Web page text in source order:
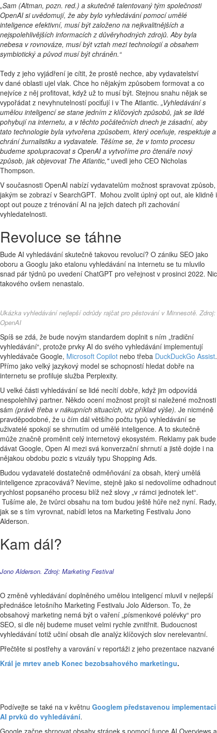
„Sam (Altman, pozn. red.) a skutečně talentovaný tým společnosti
OpenAI si uvědomují, že aby bylo vyhledávání pomocí umělé
inteligence efektivní, musí být založeno na nejkvalitnějších a
nejspolehlivějších informacích z důvěryhodných zdrojů. Aby byla
nebesa v rovnováze, musí být vztah mezi technologií a obsahem
symbiotický a původ musí být chráněn.“
Tedy z jeho vyjádření je cítit, že prostě nechce, aby vydavatelství
v dané oblasti ujel vlak. Chce ho nějakým způsobem formovat a co
nejvíce z něj profitovat, když už to musí být. Stejnou snahu nějak se
vypořádat z nevyhnutelností pociťují i v The Atlantic. „Vyhledávání s
umělou inteligencí se stane jedním z klíčových způsobů, jak se lidé
pohybují na internetu, a v těchto počátečních dnech je zásadní, aby
tato technologie byla vytvořena způsobem, který oceňuje, respektuje a
chrání žurnalistiku a vydavatele. Těšíme se, že v tomto procesu
budeme spolupracovat s OpenAI a vytvoříme pro čtenáře nový
způsob, jak objevovat The Atlantic," uvedl jeho CEO Nicholas
Thompson.
V současnosti OpenAI nabízí vydavatelům možnost spravovat způsob,
jakým se zobrazí v SearchGPT. Mohou zvolit úplný opt out, ale klidně i
opt out pouze z trénování AI na jejich datech při zachování
vyhledatelnosti.
Revoluce se táhne
Bude AI vyhledávání skutečně takovou revolucí? O zániku SEO jako
oboru a Googlu jako etalonu vyhledávání na internetu se tu mluvilo
snad pár týdnů po uvedení ChatGPT pro veřejnost v prosinci 2022. Nic
takového ovšem nenastalo.
Ukázka vyhledávání nejlepší odrůdy rajčat pro pěstování v Minnesotě. Zdroj:
OpenAI
Spíš se zdá, že bude novým standardem doplnit s ním „tradiční
vyhledávání“, protože prvky AI do svého vyhledávání implementují
vyhledávače Google, Microsoft Copilot nebo třeba DuckDuckGo Assist.
Přímo jako velký jazykový model se schopností hledat dobře na
internetu se profiluje služba Perplexity.
U velké části vyhledávání se lidé necítí dobře, když jim odpovídá
nespolehlivý partner. Někdo ocení možnost projít si naležené možnosti
sám (právě třeba v nákupních situacích, viz příklad výše). Je nicméně
pravděpodobné, že u čím dál většího počtu typů vyhledávání se
uživatelé spokojí se shrnutím od umělé inteligence. A to skutečně
může značně proměnit celý internetový ekosystém. Reklamy pak bude
dávat Google, Open AI mezi svá konverzační shrnutí a jistě dojde i na
nějakou obdobu pozic s vizuály typu Shopping Ads.
Budou vydavatelé dostatečně odměňování za obsah, který umělá
inteligence zpracovává? Nevíme, stejně jako si nedovolíme odhadnout
rychlost popsaného procesu blíž než slovy „v rámci jednotek let“.
Tušíme ale, že tvůrci obsahu na tom budou ještě hůře než nyní. Rady,
jak se s tím vyrovnat, nabídl letos na Marketing Festivalu Jono
Alderson.
Kam dál?
Jono Alderson. Zdroj: Marketing Festival
O změně vyhledávání doplněného umělou inteligencí mluvil v nejlepší
přednášce letošního Marketing Festivalu Jolo Alderson. To, že
obsahový marketing nemá být o vaření „písmenkové polévky“ pro
SEO, si dle něj budeme muset velmi rychle zvnitřnit. Budoucnost
vyhledávání totiž učiní obsah dle analýz klíčových slov nerelevantní.
Přečtěte si postřehy a varování v reportáži z jeho prezentace nazvané
Král je mrtev aneb Konec bezobsahového marketingu.
Podívejte se také na v květnu Googlem představenou implementaci
AI prvků do vyhledávání.
Google začne shrnovat obsahy stránek s pomocí funce AI Overviews a